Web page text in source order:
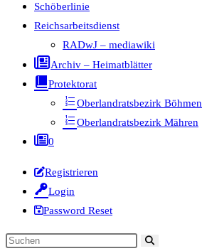
Schöberlinie
Reichsarbeitsdienst
RADwJ – mediawiki
Archiv – Heimatblätter
Protektorat
Oberlandratsbezirk Böhmen
Oberlandratsbezirk Mähren
0
Registrieren
Login
Password Reset
Diese